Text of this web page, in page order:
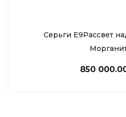
Серьги Е9Рассвет
850